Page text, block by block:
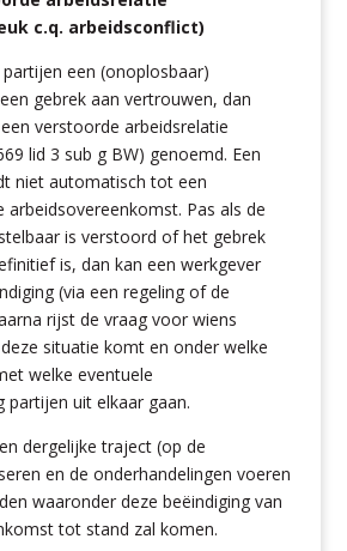
c.q. arbeidsconflict)
een (onoplosbaar)
gebrek aan vertrouwen, dan
verstoorde arbeidsrelatie
lid 3 sub g BW) genoemd. Een
niet automatisch tot een
arbeidsovereenkomst. Pas als de
is verstoord of het gebrek
is, dan kan een werkgever
(via een regeling of de
rijst de vraag voor wiens
situatie komt en onder welke
welke eventuele
partijen uit elkaar gaan.
dergelijke traject (op de
en de onderhandelingen voeren
waaronder deze beëindiging van
tot stand zal komen.